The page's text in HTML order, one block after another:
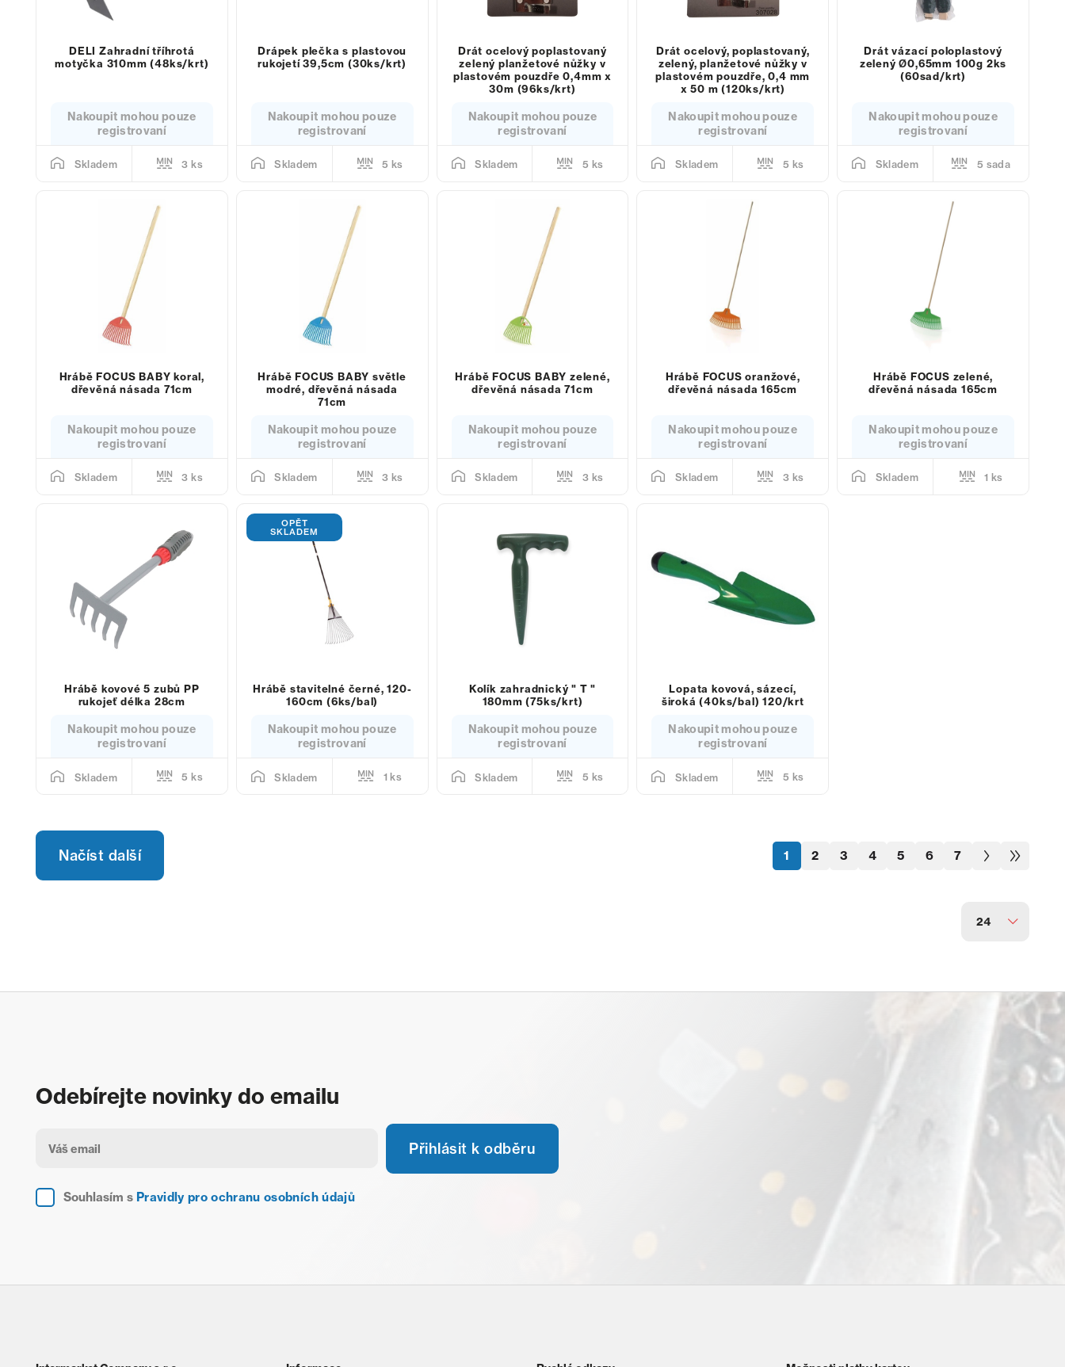
DELI Zahradní tříhrotá
motyčka 310mm (48ks/krt)
Nakoupit mohou pouze
registrovaní
Skladem 3 ks
Drápek plečka s plastovou
rukojetí 39,5cm (30ks/krt)
Nakoupit mohou pouze
registrovaní
Skladem 5 ks
Drát ocelový poplastovaný
zelený planžetové nůžky v
plastovém pouzdře 0,4mm x
30m (96ks/krt)
Nakoupit mohou pouze
registrovaní
Skladem 5 ks
Drát ocelový, poplastovaný,
zelený, planžetové nůžky v
plastovém pouzdře, 0,4 mm
x 50 m (120ks/krt)
Nakoupit mohou pouze
registrovaní
Skladem 5 ks
Drát vázací poloplastový
zelený Ø0,65mm 100g 2ks
(60sad/krt)
Nakoupit mohou pouze
registrovaní
Skladem 5 sada
Hrábě FOCUS BABY koral,
dřevěná násada 71cm
Nakoupit mohou pouze
registrovaní
Skladem 3 ks
Hrábě FOCUS BABY světle
modré, dřevěná násada
71cm
Nakoupit mohou pouze
registrovaní
Skladem 3 ks
Hrábě FOCUS BABY zelené,
dřevěná násada 71cm
Nakoupit mohou pouze
registrovaní
Skladem 3 ks
Hrábě FOCUS oranžové,
dřevěná násada 165cm
Nakoupit mohou pouze
registrovaní
Skladem 3 ks
Hrábě FOCUS zelené,
dřevěná násada 165cm
Nakoupit mohou pouze
registrovaní
Skladem 1 ks
Hrábě kovové 5 zubů PP
rukojeť délka 28cm
Nakoupit mohou pouze
registrovaní
Skladem 5 ks
OPĚT
SKLADEM
Hrábě stavitelné černé, 120-
160cm (6ks/bal)
Nakoupit mohou pouze
registrovaní
Skladem 1 ks
Kolík zahradnický " T "
180mm (75ks/krt)
Nakoupit mohou pouze
registrovaní
Skladem 5 ks
Lopata kovová, sázecí,
široká (40ks/bal) 120/krt
Nakoupit mohou pouze
registrovaní
Skladem 5 ks
Načíst další 1 2 3 4 5 6 7
24
Odebírejte novinky do emailu
Souhlasím s Pravidly pro ochranu osobních údajů
Přihlásit k odběru